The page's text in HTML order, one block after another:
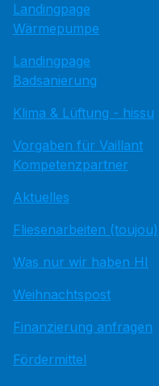
Landingpage
Wärmepumpe
Landingpage
Badsanierung
Klima & Lüftung - hissu
Vorgaben für Vaillant
Kompetenzpartner
Aktuelles
Fliesenarbeiten (toujou)
Was nur wir haben HI
Weihnachtspost
Finanzierung anfragen
Fördermittel